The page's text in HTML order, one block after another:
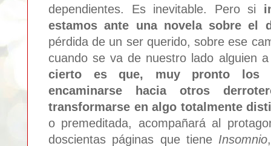
dependientes. Es inevitable. Pero si i
estamos ante una novela sobre el
pérdida de un ser querido, sobre ese
cuando se va de nuestro lado alguien
cierto es que, muy pronto los
encaminarse hacia otros
transformarse en algo totalmente
o premeditada, acompañará al
doscientas páginas que tiene Insomnio